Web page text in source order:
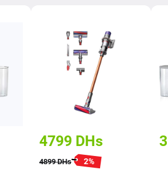
4799 DHs
4899DHs 2%